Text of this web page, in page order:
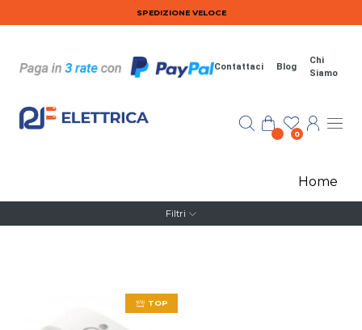
Salta al contenuto principaleSPEDIZIONE VELOCE
Contattaci Blog
Chi
Siamo
0
Home
Filtri
TOP